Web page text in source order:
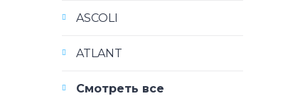
ASCOLI
ATLANT
Смотреть все